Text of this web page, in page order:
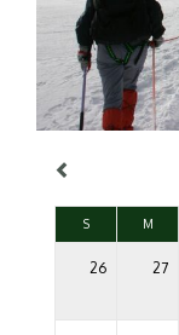
S M
26 27